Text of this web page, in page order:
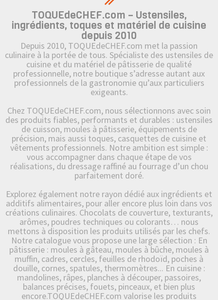
TOQUEdeCHEF.com – Ustensiles,
ingrédients, toques et matériel de cuisine
depuis 2010
Depuis 2010, TOQUEdeCHEF.com met la passion
culinaire à la portée de tous. Spécialiste des ustensiles de
cuisine et du matériel de pâtisserie de qualité
professionnelle, notre boutique s’adresse autant aux
professionnels de la gastronomie qu’aux particuliers
exigeants.
Chez TOQUEdeCHEF.com, nous sélectionnons avec soin
des produits fiables, performants et durables : ustensiles
de cuisson, moules à pâtisserie, équipements de
précision, mais aussi toques, casquettes de cuisine et
vêtements professionnels. Notre ambition est simple :
vous accompagner dans chaque étape de vos
réalisations, du dressage raffiné au fourrage d’un chou
parfaitement doré.
Explorez également notre rayon dédié aux ingrédients et
additifs alimentaires, pour aller encore plus loin dans vos
créations culinaires. Chocolats de couverture, texturants,
arômes, poudres techniques ou colorants… nous
mettons à disposition les produits utilisés par les chefs.
Notre catalogue vous propose une large sélection : En
pâtisserie : moules à gâteau, moules à bûche, moules à
muffin, cadres, cercles, feuilles de rhodoïd, poches à
douille, cornes, spatules, thermomètres... En cuisine :
mandolines, râpes, planches à découper, passoires,
balances précises, fouets, pinceaux, et bien plus
encore.TOQUEdeCHEF.com valorise les produits